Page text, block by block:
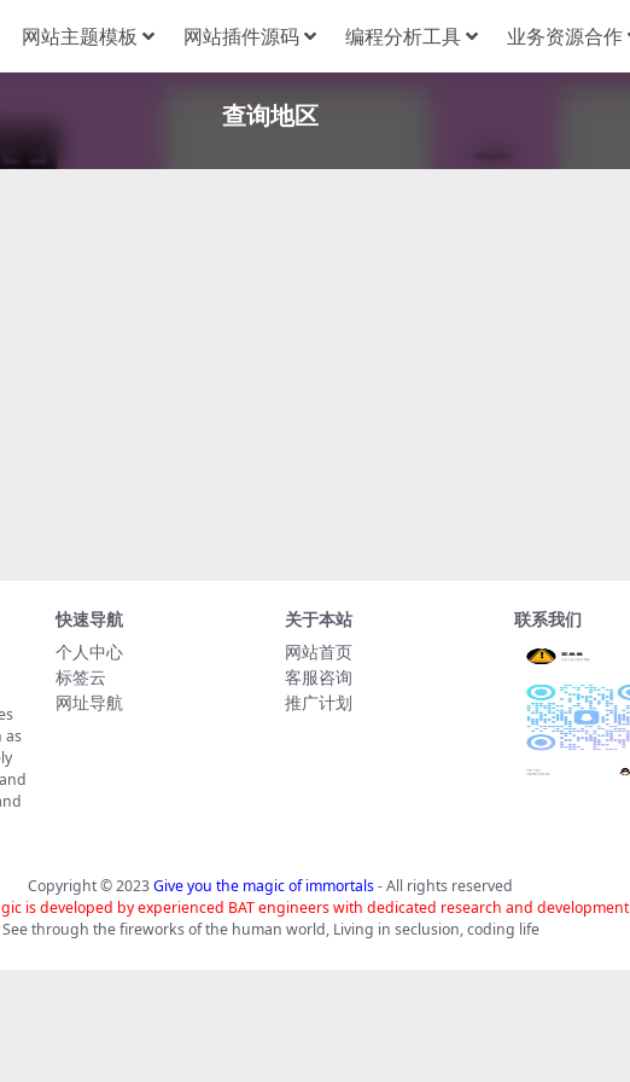
网站主题模板 网站插件源码 编程分析工具 业务资源合作
查询地区
as
快速导航
个人中心
标签云
网址导航
关于本站
网站首页
客服咨询
推广计划
联系我们
Copyright © 2023Give you the magic of immortals- All rights reserved
is developed by experienced BAT engineers with dedicated research and development
See through the fireworks of the human world, Living in seclusion, coding life